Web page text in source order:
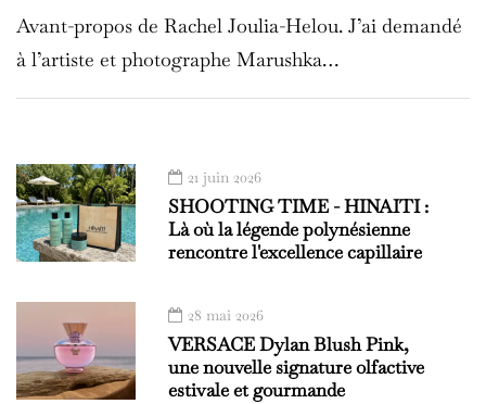
Avant-propos de Rachel Joulia-Helou. J’ai demandé
à l’artiste et photographe Marushka…
21 juin 2026
SHOOTING TIME - HINAITI :
Là où la légende polynésienne
rencontre l'excellence capillaire
28 mai 2026
VERSACE Dylan Blush Pink,
une nouvelle signature olfactive
estivale et gourmande